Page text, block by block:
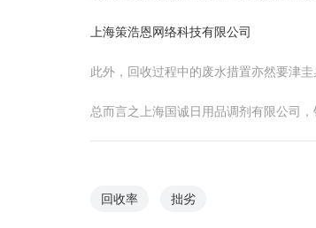
上海策浩恩网络科技有限公司
此外，回收过程中的废水措置亦然要津
总而言之上海国诚日用品调剂有限公司
回收率 拙劣